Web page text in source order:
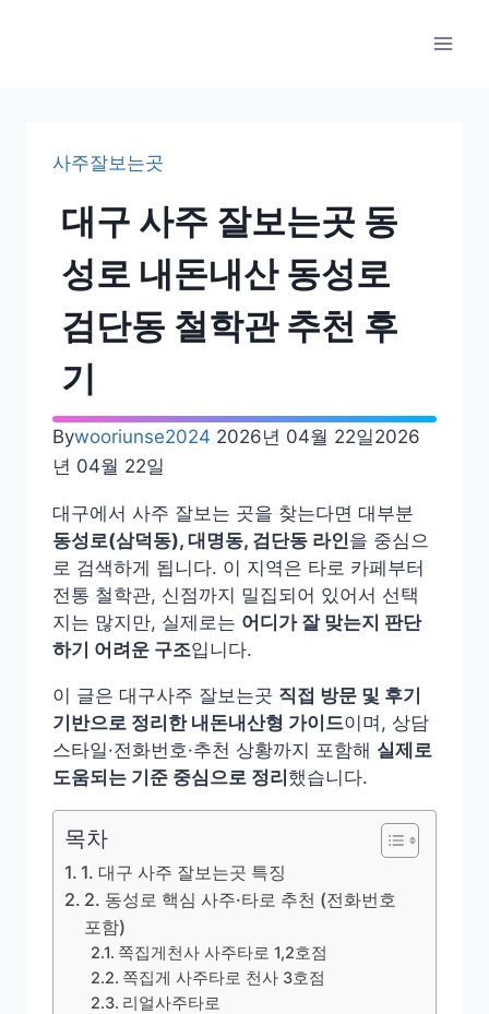
사주잘보는곳
대구 사주 잘보는곳 동
성로 내돈내산 동성로
검단동 철학관 추천 후
기
Bywooriunse2024 2026년 04월 22일2026
년 04월 22일
대구에서 사주 잘보는 곳을 찾는다면 대부분
동성로(삼덕동), 대명동, 검단동 라인을 중심으
로 검색하게 됩니다. 이 지역은 타로 카페부터
전통 철학관, 신점까지 밀집되어 있어서 선택
지는 많지만, 실제로는 어디가 잘 맞는지 판단
하기 어려운 구조입니다.
이 글은 대구사주 잘보는곳 직접 방문 및 후기
기반으로 정리한 내돈내산형 가이드이며, 상담
스타일·전화번호·추천 상황까지 포함해 실제로
도움되는 기준 중심으로 정리 했습니다.
목차
1. 대구 사주 잘보는곳 특징
2. 동성로 핵심 사주·타로 추천 (전화번호
포함)
쪽집게천사 사주타로 1,2호점
쪽집게 사주타로 천사 3호점
리얼사주타로